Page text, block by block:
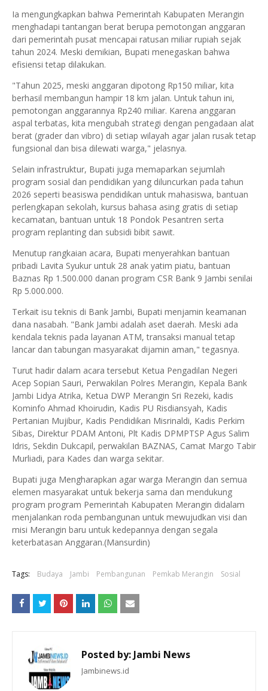
Ia mengungkapkan bahwa Pemerintah Kabupaten Merangin
menghadapi tantangan berat berupa pemotongan anggaran
dari pemerintah pusat mencapai ratusan miliar rupiah sejak
tahun 2024. Meski demikian, Bupati menegaskan bahwa
efisiensi tetap dilakukan.
"Tahun 2025, meski anggaran dipotong Rp150 miliar, kita
berhasil membangun hampir 18 km jalan. Untuk tahun ini,
pemotongan anggarannya Rp240 miliar. Karena anggaran
aspal terbatas, kita mengubah strategi dengan pengadaan alat
berat (grader dan vibro) di setiap wilayah agar jalan rusak tetap
fungsional dan bisa dilewati warga," jelasnya.
Selain infrastruktur, Bupati juga memaparkan sejumlah
program sosial dan pendidikan yang diluncurkan pada tahun
2026 seperti beasiswa pendidikan untuk mahasiswa, bantuan
perlengkapan sekolah, kursus bahasa asing gratis di setiap
kecamatan, bantuan untuk 18 Pondok Pesantren serta
program replanting dan subsidi bibit sawit.
Menutup rangkaian acara, Bupati menyerahkan bantuan
pribadi Lavita Syukur untuk 28 anak yatim piatu, bantuan
Baznas Rp 1.500.000 danan program CSR Bank 9 Jambi senilai
Rp 5.000.000.
Terkait isu teknis di Bank Jambi, Bupati menjamin keamanan
dana nasabah. "Bank Jambi adalah aset daerah. Meski ada
kendala teknis pada layanan ATM, transaksi manual tetap
lancar dan tabungan masyarakat dijamin aman," tegasnya.
Turut hadir dalam acara tersebut Ketua Pengadilan Negeri
Acep Sopian Sauri, Perwakilan Polres Merangin, Kepala Bank
Jambi Lidya Atrika, Ketua DWP Merangin Sri Rezeki, kadis
Kominfo Ahmad Khoirudin, Kadis PU Risdiansyah, Kadis
Pertanian Mujibur, Kadis Pendidikan Misrinaldi, Kadis Perkim
Sibas, Direktur PDAM Antoni, Plt Kadis DPMPTSP Agus Salim
Idris, Sekdin Dukcapil, perwakilan BAZNAS, Camat Margo Tabir
Murliadi, para Kades dan warga sekitar.
Bupati juga Mengharapkan agar warga Merangin dan semua
elemen masyarakat untuk bekerja sama dan mendukung
program program Pemerintah Kabupaten Merangin didalam
menjalankan roda pembangunan untuk mewujudkan visi dan
misi Merangin baru untuk kedepannya dengan segala
keterbatasan Anggaran.(Mansurdin)
Tags: Budaya Jambi Pembangunan Pemkab Merangin Sosial
Posted by:Jambi News
Jambinews.id